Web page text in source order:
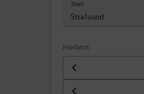
Start
Hinfahrt
Datum der Hinfahrt
Uhrzeit der Hinfahrt